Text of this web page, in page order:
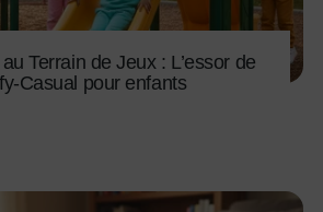
Terrain de Jeux : L’essor de
Casual pour enfants